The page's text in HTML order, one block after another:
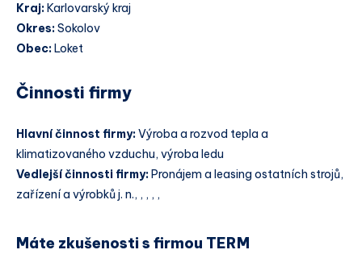
Kraj: Karlovarský kraj
Okres:Sokolov
Obec: Loket
Činnosti firmy
Hlavní činnost firmy:Výroba a rozvod tepla a
klimatizovaného vzduchu, výroba ledu
Vedlejší činnosti firmy:Pronájem a leasing ostatních strojů,
zařízení a výrobků j. n., , , , ,
Máte zkušenosti s firmou TERM